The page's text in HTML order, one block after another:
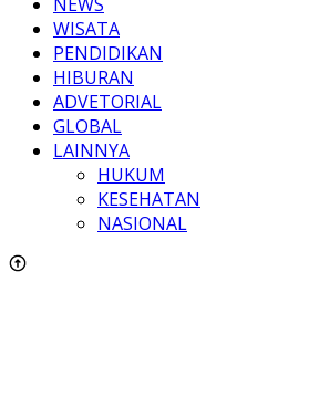
WISATA
PENDIDIKAN
HIBURAN
ADVETORIAL
GLOBAL
LAINNYA
HUKUM
KESEHATAN
NASIONAL